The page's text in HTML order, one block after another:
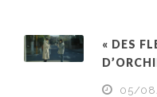
« DES
05/